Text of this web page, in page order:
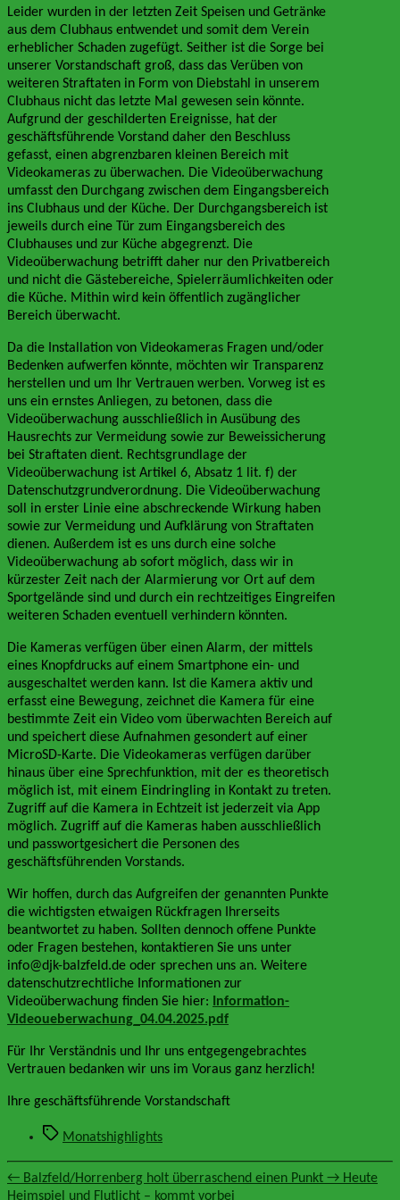
Leider wurden in der letzten Zeit Speisen und Getränke
aus dem Clubhaus entwendet und somit dem Verein
erheblicher Schaden zugefügt. Seither ist die Sorge bei
unserer Vorstandschaft groß, dass das Verüben von
weiteren Straftaten in Form von Diebstahl in unserem
Clubhaus nicht das letzte Mal gewesen sein könnte.
Aufgrund der geschilderten Ereignisse, hat der
geschäftsführende Vorstand daher den Beschluss
gefasst, einen abgrenzbaren kleinen Bereich mit
Videokameras zu überwachen. Die Videoüberwachung
umfasst den Durchgang zwischen dem Eingangsbereich
ins Clubhaus und der Küche. Der Durchgangsbereich ist
jeweils durch eine Tür zum Eingangsbereich des
Clubhauses und zur Küche abgegrenzt. Die
Videoüberwachung betrifft daher nur den Privatbereich
und nicht die Gästebereiche, Spielerräumlichkeiten oder
die Küche. Mithin wird kein öffentlich zugänglicher
Bereich überwacht.
Da die Installation von Videokameras Fragen und/oder
Bedenken aufwerfen könnte, möchten wir Transparenz
herstellen und um Ihr Vertrauen werben. Vorweg ist es
uns ein ernstes Anliegen, zu betonen, dass die
Videoüberwachung ausschließlich in Ausübung des
Hausrechts zur Vermeidung sowie zur Beweissicherung
bei Straftaten dient. Rechtsgrundlage der
Videoüberwachung ist Artikel 6, Absatz 1 lit. f) der
Datenschutzgrundverordnung. Die Videoüberwachung
soll in erster Linie eine abschreckende Wirkung haben
sowie zur Vermeidung und Aufklärung von Straftaten
dienen. Außerdem ist es uns durch eine solche
Videoüberwachung ab sofort möglich, dass wir in
kürzester Zeit nach der Alarmierung vor Ort auf dem
Sportgelände sind und durch ein rechtzeitiges Eingreifen
weiteren Schaden eventuell verhindern könnten.
Die Kameras verfügen über einen Alarm, der mittels
eines Knopfdrucks auf einem Smartphone ein- und
ausgeschaltet werden kann. Ist die Kamera aktiv und
erfasst eine Bewegung, zeichnet die Kamera für eine
bestimmte Zeit ein Video vom überwachten Bereich auf
und speichert diese Aufnahmen gesondert auf einer
MicroSD-Karte. Die Videokameras verfügen darüber
hinaus über eine Sprechfunktion, mit der es theoretisch
möglich ist, mit einem Eindringling in Kontakt zu treten.
Zugriff auf die Kamera in Echtzeit ist jederzeit via App
möglich. Zugriff auf die Kameras haben ausschließlich
und passwortgesichert die Personen des
geschäftsführenden Vorstands.
Wir hoffen, durch das Aufgreifen der genannten Punkte
die wichtigsten etwaigen Rückfragen Ihrerseits
beantwortet zu haben. Sollten dennoch offene Punkte
oder Fragen bestehen, kontaktieren Sie uns unter
info@djk-balzfeld.de oder sprechen uns an. Weitere
datenschutzrechtliche Informationen zur
Videoüberwachung finden Sie hier:
Information-
Videoueberwachung_04.04.2025.pdf
Für Ihr Verständnis und Ihr uns entgegengebrachtes
Vertrauen bedanken wir uns im Voraus ganz herzlich!
Ihre geschäftsführende Vorstandschaft
Schlagwörter
Monatshighlights
← Balzfeld/Horrenberg holt überraschend einen Punkt → Heute
Heimspiel und Flutlicht – kommt vorbei